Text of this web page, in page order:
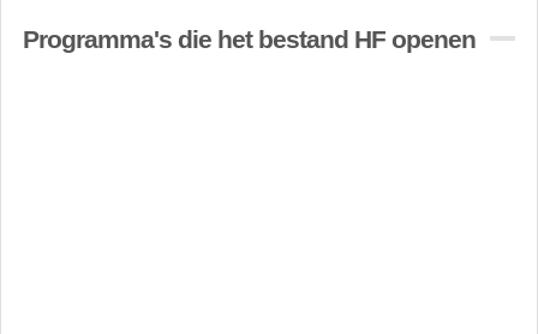
Programma's die het bestand HF openen